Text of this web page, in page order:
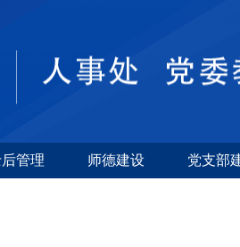
管理 师德建设 党支部